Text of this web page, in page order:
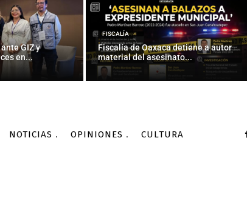
GIZ y
en...
FISCALÍA
Fiscalía de Oaxaca detiene a autor
material del asesinato...
NOTICIAS OPINIONES CULTURA
migrantes
CONACYT 26/09/2015